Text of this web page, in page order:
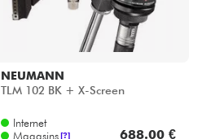
NEUMANN
TLM 102 BK + X-Screen
Internet
Magasins [?] 688.00 €